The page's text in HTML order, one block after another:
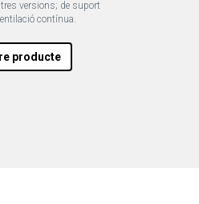
versions; de suport
contínua.
producte